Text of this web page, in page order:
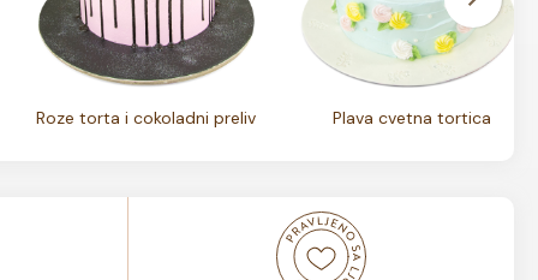
Roze torta i cokoladni preliv Plava cvetna tortica